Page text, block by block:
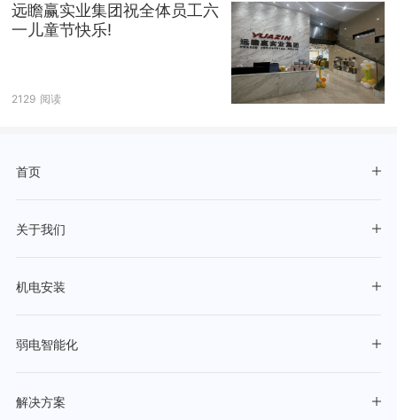
远瞻赢实业集团祝全体员工六
一儿童节快乐!
2129 阅读
首页
关于我们
机电安装
弱电智能化
解决方案